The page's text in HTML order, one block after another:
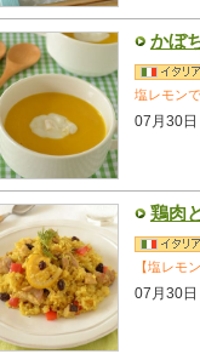
かぼ
塩レモン
07月30日
鶏肉
【塩レモ
07月30日